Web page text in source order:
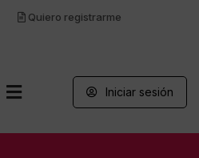
Quiero registrarme
Iniciar sesión